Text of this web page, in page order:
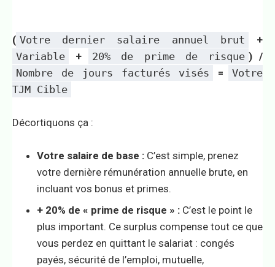
( Votre dernier salaire annuel brut
+
Variable
+ 20% de prime de risque ) /
Nombre de jours facturés visés
=
Votre
TJM Cible
Décortiquons ça :
Votre salaire de base : C’est simple, prenez
votre dernière rémunération annuelle brute, en
incluant vos bonus et primes.
+ 20% de « prime de risque » : C’est le point le
plus important. Ce surplus compense tout ce que
vous perdez en quittant le salariat : congés
payés, sécurité de l’emploi, mutuelle,